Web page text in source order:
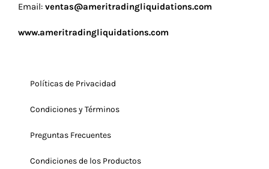
Email: ventas@ameritradingliquidations.com
www.ameritradingliquidations.com
Políticas de Privacidad
Condiciones y Términos
Preguntas Frecuentes
Condiciones de los Productos